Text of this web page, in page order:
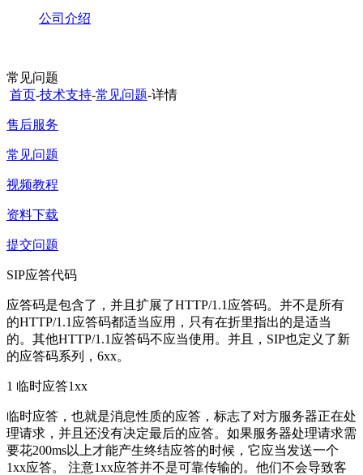
公司介绍
常见问题
首页-技术支持-常见问题-详情
售后服务
常见问题
视频教程
资料下载
提交问题
SIP应答代码
应答码是包含了，并且扩展了HTTP/1.1应答码。并不是所有
的HTTP/1.1应答码都适当应用，只有在折里指出的是适当
的。其他HTTP/1.1应答码不应当使用。并且，SIP也定义了新
的应答码系列，6xx。
1 临时应答1xx
临时应答，也就是消息性质的应答，标志了对方服务器正在处
理请求，并且还没有决定最后的应答。如果服务器处理请求需
要花200ms以上才能产生终结应答的时候，它应当发送一个
1xx应答。 注意1xx应答并不是可靠传输的。他们不会导致客